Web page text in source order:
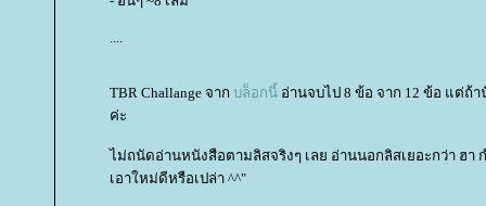
....
TBR Challange จาก บล็อกนี้ อ่านจบไป 8 ข้อ จาก 12 ข้อ แต่ถ้า
ค่ะ
ไม่ถนัดอ่านหนังสือตามลิสจริงๆ เลย อ่านนอกลิสเยอะกว่า ฮา
เอาใหม่ดีหรือเปล่า ^^"